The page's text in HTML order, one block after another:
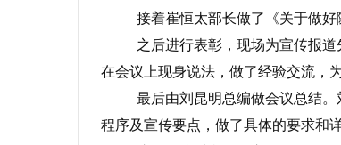
接着崔恒太部长做了《关于做
之后进行表彰，现场为宣传报
在会议上现身说法，做了经验交流，
最后由刘昆明总编做会议总结
程序及宣传要点，做了具体的要求和